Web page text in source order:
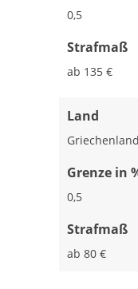
0,5
Strafmaß
ab 135 €
Land
Griechenland
Grenze in
0,5
Strafmaß
ab 80 €